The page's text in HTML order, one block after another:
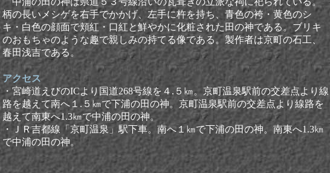
柄の長いメシゲを右手でかかげ、左手に杵を持ち、青色の袴・黄色のシ
キ・白色の顔面で頬紅・口紅と鮮やかに化粧された田の神である。ブリキ
のおもちゃのような趣で親しみの持てる像である。 製作者は京町の石工、
春田浅吉である。
アクセス
・宮崎道えびのICより国道268号線を４.５㎞。京町温泉駅前の交差点より線
路を越えて南へ１.５㎞で下浦の田の神。京町温泉駅前の交差点より線路を
越えて南東へ1.3㎞で中浦の田の神。
・ＪＲ吉都線「京町温泉」駅下車。南へ１㎞で下浦の田の神。南東へ1.3㎞
で中浦の田の神。